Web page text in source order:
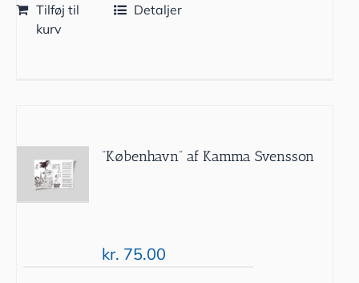
Tilføj til
kurv
Detaljer
”København” af Kamma Svensson
kr. 75.00